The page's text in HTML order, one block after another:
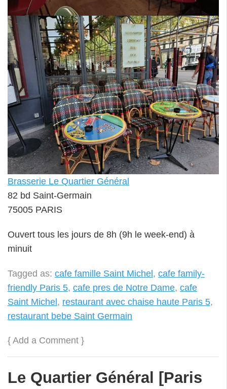
Brasserie Le Quartier Général
82 bd Saint-Germain
75005 PARIS
Ouvert tous les jours de 8h (9h le week-end) à
minuit
Tagged as: cafe famille Saint Michel, cafe family-
friendly Paris 5, cafe pres de Notre Dame, cafe
Saint Michel, restaurant avec chaise haute Paris 5,
restaurant bebe Saint Germain
{ Add a Comment }
Le Quartier Général [Paris